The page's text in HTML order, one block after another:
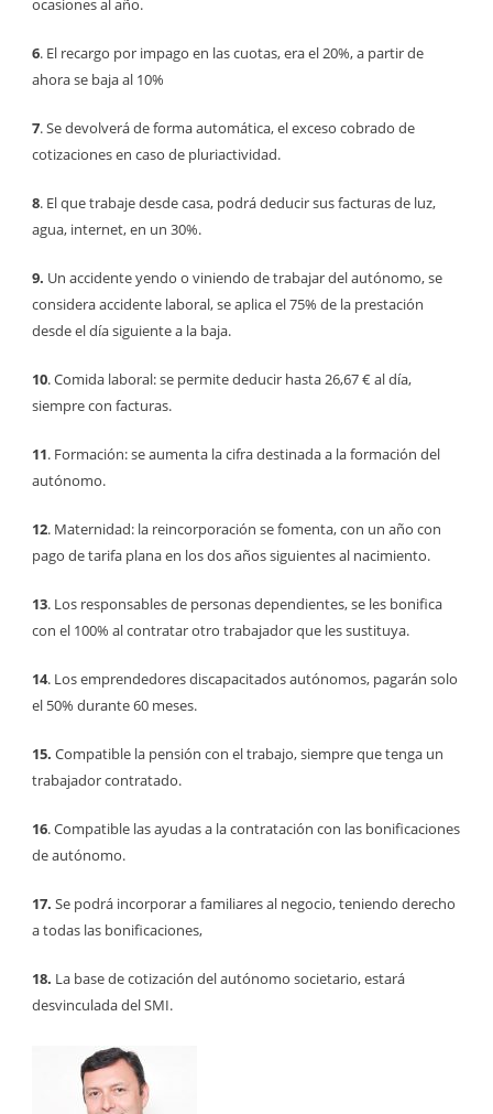
ocasiones al año.
6. El recargo por impago en las cuotas, era el 20%, a partir de
ahora se baja al 10%
7. Se devolverá de forma automática, el exceso cobrado de
cotizaciones en caso de pluriactividad.
8. El que trabaje desde casa, podrá deducir sus facturas de luz,
agua, internet, en un 30%.
9. Un accidente yendo o viniendo de trabajar del autónomo, se
considera accidente laboral, se aplica el 75% de la prestación
desde el día siguiente a la baja.
10. Comida laboral: se permite deducir hasta 26,67 € al día,
siempre con facturas.
11. Formación: se aumenta la cifra destinada a la formación del
autónomo.
12. Maternidad: la reincorporación se fomenta, con un año con
pago de tarifa plana en los dos años siguientes al nacimiento.
13. Los responsables de personas dependientes, se les bonifica
con el 100% al contratar otro trabajador que les sustituya.
14. Los emprendedores discapacitados autónomos, pagarán solo
el 50% durante 60 meses.
15. Compatible la pensión con el trabajo, siempre que tenga un
trabajador contratado.
16. Compatible las ayudas a la contratación con las bonificaciones
de autónomo.
17. Se podrá incorporar a familiares al negocio, teniendo derecho
a todas las bonificaciones,
18. La base de cotización del autónomo societario, estará
desvinculada del SMI.